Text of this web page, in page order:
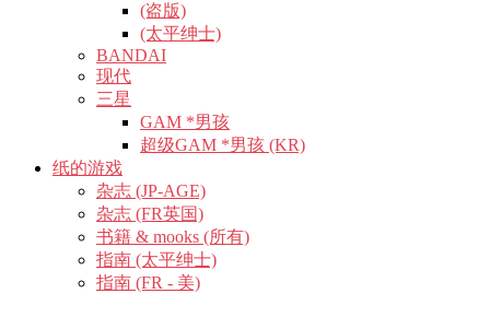
(盗版)
(太平绅士)
BANDAI
现代
三星
GAM *男孩
超级GAM *男孩 (KR)
纸的游戏
杂志 (JP-AGE)
杂志 (FR英国)
书籍 & mooks (所有)
指南 (太平绅士)
指南 (FR - 美)